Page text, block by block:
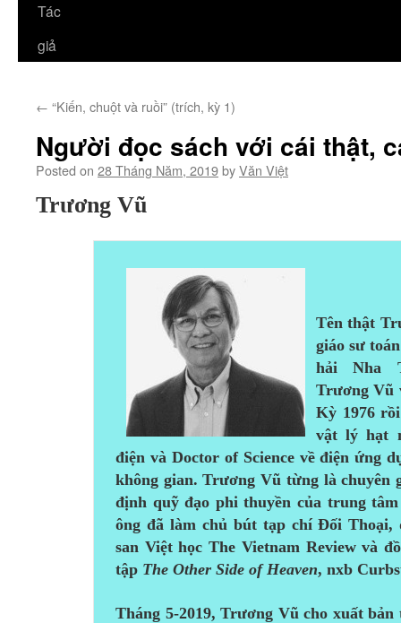
Tác
giả
← “Kiến, chuột và ruồi” (trích, kỳ 1)
Người đọc sách với cái thật,
Posted on 28 Tháng Năm, 2019byVăn Việt
Trương Vũ
Tên thật
giáo sư
hải Nha
Trương Vũ
Kỳ 1976
vật lý hạt
điện và Doctor of Science về điện ứng
không gian. Trương Vũ từng là chuyên
định quỹ đạo phi thuyền của trung
ông đã làm chủ bút tạp chí Đối Thoại,
san Việt học The Vietnam Review và
tập The Other Side of Heaven, nxb
Tháng 5-2019, Trương Vũ cho xuất